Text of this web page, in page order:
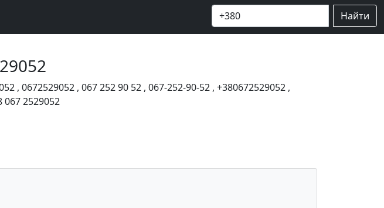
Найти
, 0672529052 , 067 252 90 52 , 067-252-90-52 , +380672529052 ,
067 2529052